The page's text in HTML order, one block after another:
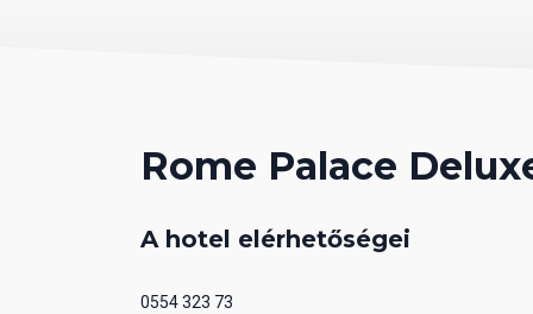
Rome Palace
A hotel elérhetőségei
0554 323 73